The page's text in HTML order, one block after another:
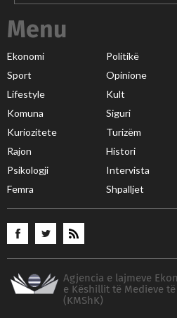
Menu
Ekonomi Politikë
Sport
Opinione
Lifestyle
Kult
Komuna
Siguri
Kuriozitete
Turizëm
Rajon
Histori
Psikologji
Intervista
Femra
Shpalljet
Agjencia e lajmeve
e Këshillit të Medieve
(KMShK)